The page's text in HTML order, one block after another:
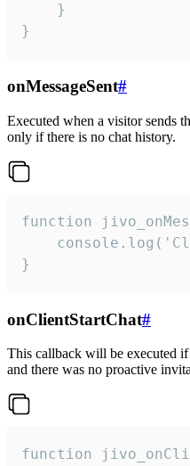
    }
}
onMessageSent#
Executed when a visitor sends
only if there is no chat history.
function
}
onClientStartChat#
This callback will be executed
and there was no proactive
function